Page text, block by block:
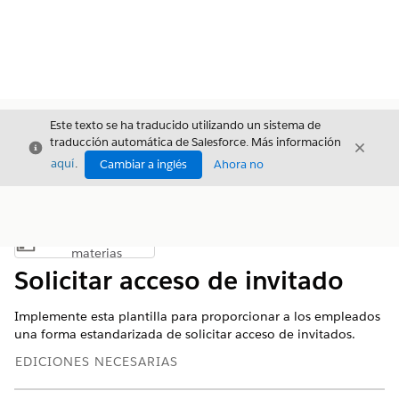
Cerrar
Este texto se ha traducido utilizando un sistema de
traducción automática de Salesforce. Más información
aquí. Cambiar a inglés Ahora no
Cerrar
Mostrar índice de materias
materias
Solicitar acceso de invitado
Implemente esta plantilla para proporcionar a los empleados
una forma estandarizada de solicitar acceso de invitados.
EDICIONES NECESARIAS